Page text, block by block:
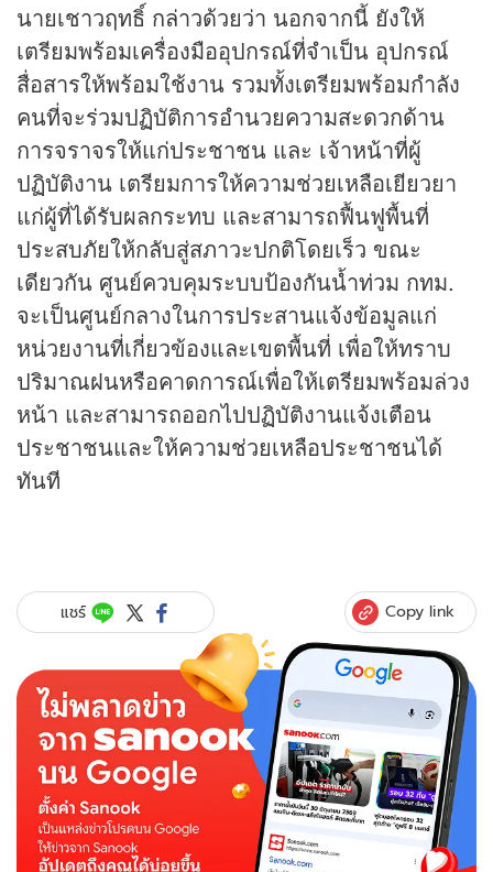
นายเชาวฤทธิ์ กล่าวด้วยว่า นอกจากนี้ ยังให้
เตรียมพร้อมเครื่องมืออุปกรณ์ที่จำเป็น อุปกรณ์
สื่อสารให้พร้อมใช้งาน รวมทั้งเตรียมพร้อมกำลัง
คนที่จะร่วมปฏิบัติการอำนวยความสะดวกด้าน
การจราจรให้แก่ประชาชน และ เจ้าหน้าที่ผู้
ปฏิบัติงาน เตรียมการให้ความช่วยเหลือเยียวยา
แก่ผู้ที่ได้รับผลกระทบ และสามารถฟื้นฟูพื้นที่
ประสบภัยให้กลับสู่สภาวะปกติโดยเร็ว ขณะ
เดียวกัน ศูนย์ควบคุมระบบป้องกันน้ำท่วม กทม.
จะเป็นศูนย์กลางในการประสานแจ้งข้อมูลแก่
หน่วยงานที่เกี่ยวข้องและเขตพื้นที่ เพื่อให้ทราบ
ปริมาณฝนหรือคาดการณ์เพื่อให้เตรียมพร้อมล่วง
หน้า และสามารถออกไปปฏิบัติงานแจ้งเตือน
ประชาชนและให้ความช่วยเหลือประชาชนได้
ทันที
แชร์ Copy link